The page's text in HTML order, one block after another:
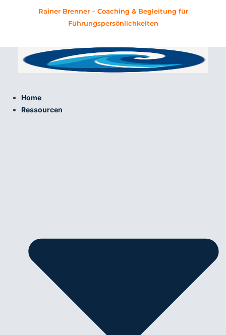
Rainer Brenner – Coaching & Begleitung für
Führungspersönlichkeiten
Home
Ressourcen